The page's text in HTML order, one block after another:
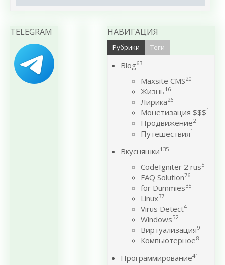
TELEGRAM НАВИГАЦИЯ
Рубрики Теги
Blog63
Maxsite CMS20
Жизнь16
Лирика26
Монетизация $$$1
Продвижение2
Путешествия1
Вкусняшки135
CodeIgniter 2 rus5
FAQ Solution76
for Dummies35
Linux37
Virus Detect4
Windows52
Виртуализация9
Компьютерное8
Программирование41